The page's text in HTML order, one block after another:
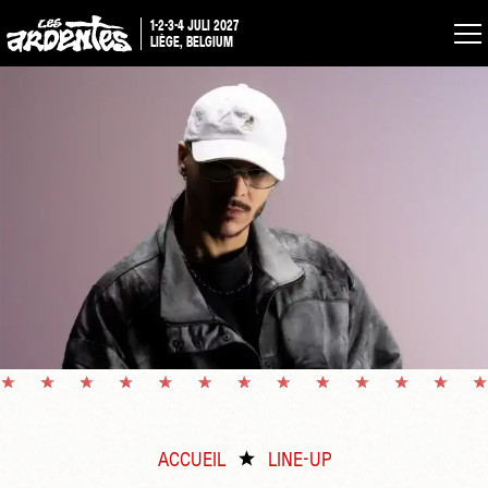
1-2-3-4 JULI 2027
LIÈGE, BELGIUM
ACCUEIL LINE-UP